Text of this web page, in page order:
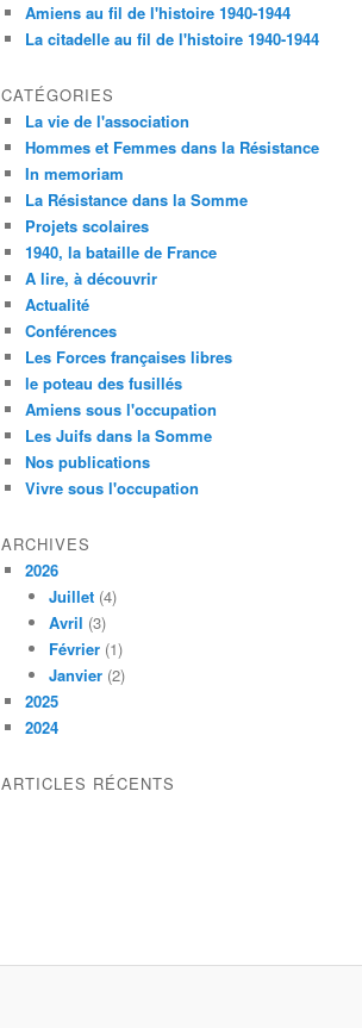
Amiens au fil de l'histoire 1940-1944
La citadelle au fil de l'histoire 1940-1944
CATÉGORIES
La vie de l'association
Hommes et Femmes dans la Résistance
In memoriam
La Résistance dans la Somme
Projets scolaires
1940, la bataille de France
A lire, à découvrir
Actualité
Conférences
Les Forces françaises libres
le poteau des fusillés
Amiens sous l'occupation
Les Juifs dans la Somme
Nos publications
Vivre sous l'occupation
ARCHIVES
2026
Juillet (4)
Avril (3)
Février (1)
Janvier (2)
2025
2024
ARTICLES RÉCENTS